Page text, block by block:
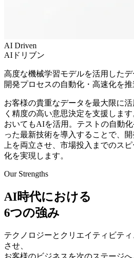
AI Driven
AIドリブン
高度な機械学習モデルを活用したデ
開発プロセスの自動化・高速化を推
お客様の貴重なデータを最大限に
く精度の高い意思決定を支援しま
おいてもAIを活用。テストの自動
った最新技術を導入することで、
上を両立させ、市場投入までのス
化を実現します。
Our Strengths
AI時代における
6つの強み
テクノロジーとクリエイティビテ
させ、